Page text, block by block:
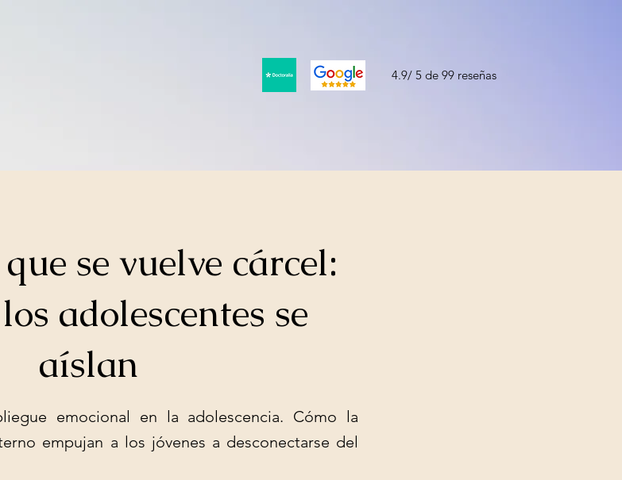
4.9/ 5 de 99 reseñas
se vuelve cárcel:
adolescentes se
aíslan
emocional en la adolescencia. Cómo la
empujan a los jóvenes a desconectarse del